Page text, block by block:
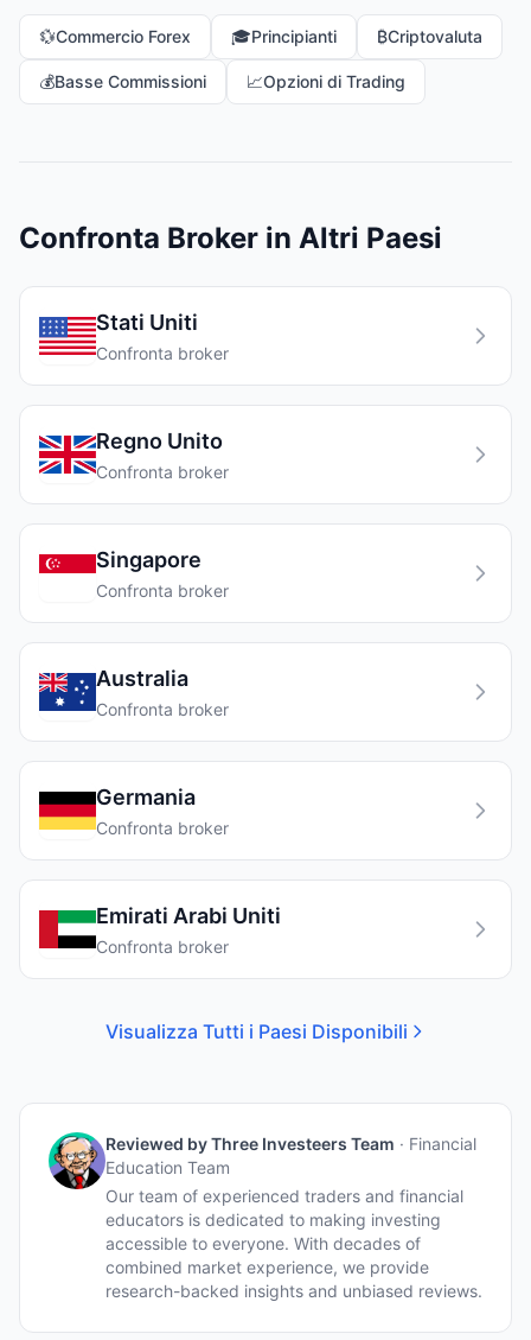
💱Commercio Forex 🎓Principianti ₿Criptovaluta
💰Basse Commissioni 📈Opzioni di Trading
Confronta Broker in Altri Paesi
Stati Uniti
Confronta broker
Regno Unito
Confronta broker
Singapore
Confronta broker
Australia
Confronta broker
Germania
Confronta broker
Emirati Arabi Uniti
Confronta broker
Visualizza Tutti i Paesi Disponibili
Reviewed byThree Investeers Team · Financial
Education Team
Our team of experienced traders and financial
educators is dedicated to making investing
accessible to everyone. With decades of
combined market experience, we provide
research-backed insights and unbiased reviews.